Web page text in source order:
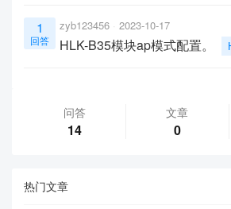
1
回答
zyb123456 2023-10-17
HLK-B35模块ap模式配置。
问答
14
文章
0
热门文章